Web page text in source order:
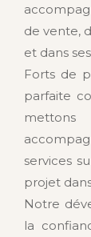
de vente,
et dans
Forts de
parfaite
services
projet
Notre
la